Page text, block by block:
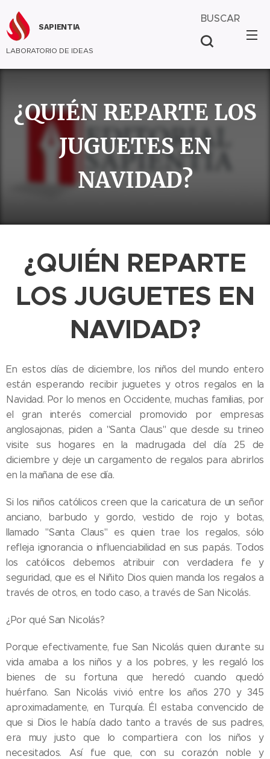
SAPIENTIA
LABORATORIO DE IDEAS
BUSCAR
¿QUIÉN REPARTE LOS
JUGUETES EN
NAVIDAD?
¿QUIÉN REPARTE
LOS JUGUETES EN
NAVIDAD?
En estos días de diciembre, los niños del mundo entero
están esperando recibir juguetes y otros regalos en la
Navidad. Por lo menos en Occidente, muchas familias, por
el gran interés comercial promovido por empresas
anglosajonas, piden a "Santa Claus" que desde su trineo
visite sus hogares en la madrugada del día 25 de
diciembre y deje un cargamento de regalos para abrirlos
en la mañana de ese día.
Si los niños católicos creen que la caricatura de un señor
anciano, barbudo y gordo, vestido de rojo y botas,
llamado "Santa Claus" es quien trae los regalos, sólo
refleja ignorancia o influenciabilidad en sus papás. Todos
los católicos debemos atribuir con verdadera fe y
seguridad, que es el Niñito Dios quien manda los regalos a
través de otros, en todo caso, a través de San Nicolás.
¿Por qué San Nicolás?
Porque efectivamente, fue San Nicolás quien durante su
vida amaba a los niños y a los pobres, y les regaló los
bienes de su fortuna que heredó cuando quedó
huérfano. San Nicolás vivió entre los años 270 y 345
aproximadamente, en Turquía. Él estaba convencido de
que si Dios le había dado tanto a través de sus padres,
era muy justo que lo compartiera con los niños y
necesitados. Así fue que, con su corazón noble y